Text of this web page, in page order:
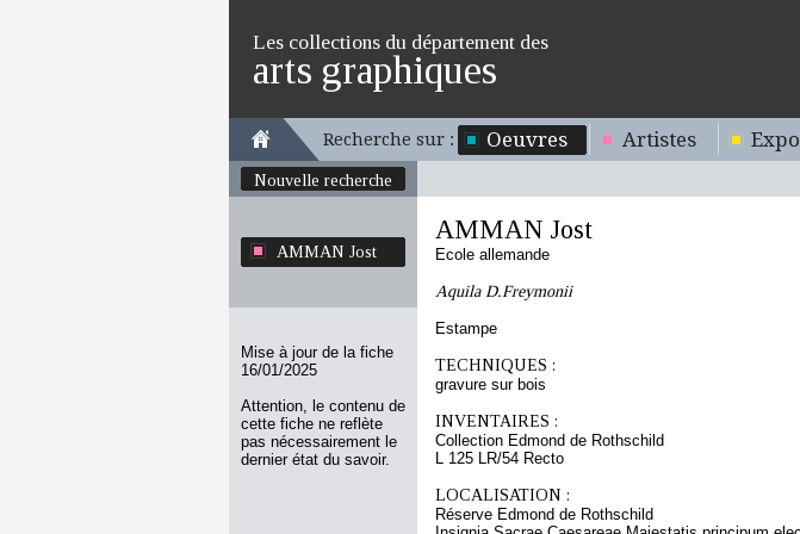
Les collections du département des
arts graphiques
Recherche sur : Oeuvres Artistes
Nouvelle recherche
AMMAN Jost
Mise à jour de la fiche
16/01/2025
Attention, le contenu de
cette fiche ne reflète
pas nécessairement le
dernier état du savoir.
AMMAN Jost
Ecole allemande
Aquila D.Freymonii
Estampe
TECHNIQUES :
gravure sur bois
INVENTAIRES :
Collection Edmond de Rothschild
L 125 LR/54 Recto
LOCALISATION :
Réserve Edmond de Rothschild